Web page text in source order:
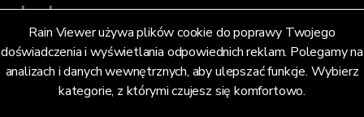
Rain Viewer używa plików cookie do poprawy Twojego
doświadczenia i wyświetlania odpowiednich reklam. Polegamy na
analizach i danych wewnętrznych, aby ulepszać funkcje. Wybierz
kategorie, z którymi czujesz się komfortowo.
Język
Polski (PL)